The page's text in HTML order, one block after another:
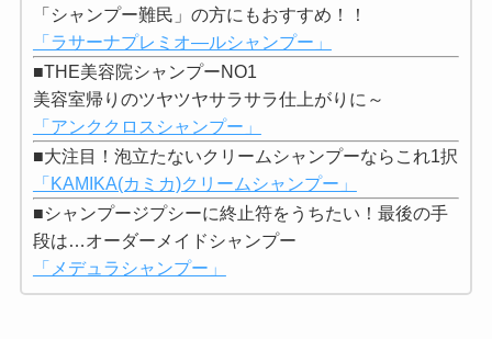
「シャンプー難民」の方にもおすすめ！！
「ラサーナプレミオ―ルシャンプー」
■THE美容院シャンプーNO1
美容室帰りのツヤツヤサラサラ仕上がりに～
「アンククロスシャンプー」
■大注目！泡立たないクリームシャンプーならこれ1択
「KAMIKA(カミカ)クリームシャンプー」
■シャンプージプシーに終止符をうちたい！最後の手
段は…オーダーメイドシャンプー
「メデュラシャンプー」